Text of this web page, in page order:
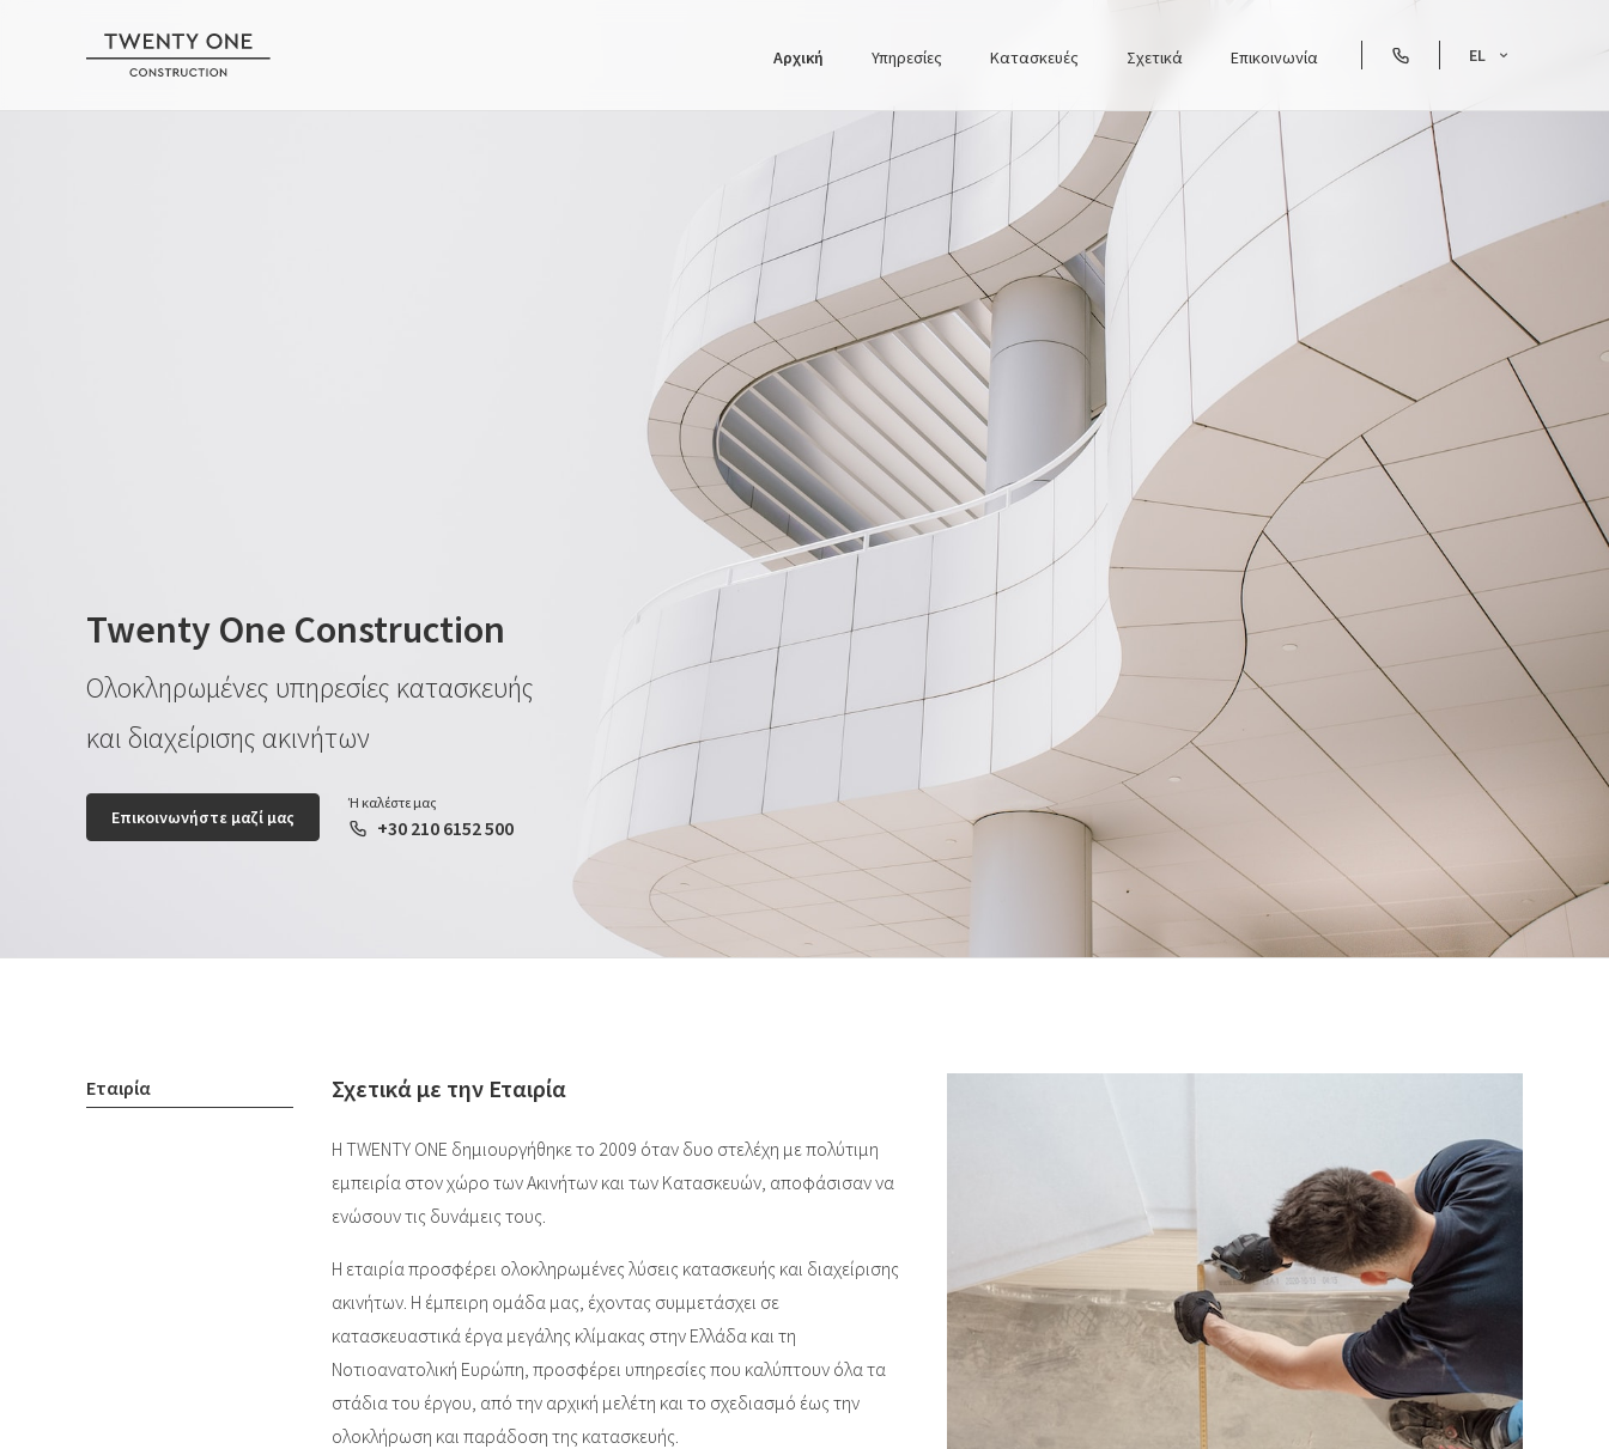
Αρχική Υπηρεσίες Κατασκευές Σχετικά Επικοινωνία EL
Twenty One Construction
Oλοκληρωμένες υπηρεσίες κατασκευής
και διαχείρισης ακινήτων
Επικοινωνήστε μαζί μας
Ή καλέστε μας
+30 210 6152 500
Εταιρία Σχετικά με την Εταιρία
Η TWENTY ONE δημιουργήθηκε το 2009 όταν δυο στελέχη με πολύτιμη
εμπειρία στον χώρο των Ακινήτων και των Κατασκευών, αποφάσισαν να
ενώσουν τις δυνάμεις τους.
Η εταιρία προσφέρει ολοκληρωμένες λύσεις κατασκευής και διαχείρισης
ακινήτων. Η έμπειρη ομάδα μας, έχοντας συμμετάσχει σε
κατασκευαστικά έργα μεγάλης κλίμακας στην Ελλάδα και τη
Νοτιοανατολική Ευρώπη, προσφέρει υπηρεσίες που καλύπτουν όλα τα
στάδια του έργου, από την αρχική μελέτη και το σχεδιασμό έως την
ολοκλήρωση και παράδοση της κατασκευής.